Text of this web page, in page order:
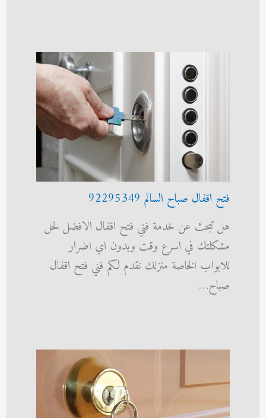
فتح اقفال صباح السالم 92295349
هل تبحث عن خدمة فني فتح اقفال الافضل لحل
مشكلتك في اسرع وقت وبدون اي اضرار
للابواب الخاصة منزلك نقدم لكم فني فتح اقفال
صباح…